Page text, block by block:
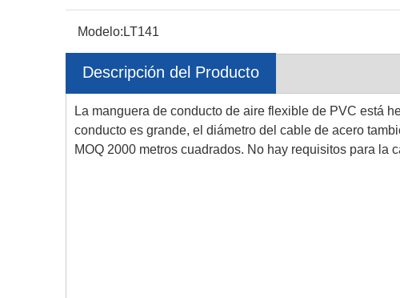
Modelo: LT141
Descripción del Producto
La manguera de conducto de aire flexible de PVC está
conducto es grande, el diámetro del cable de acero
MOQ 2000 metros cuadrados. No hay requisitos para la